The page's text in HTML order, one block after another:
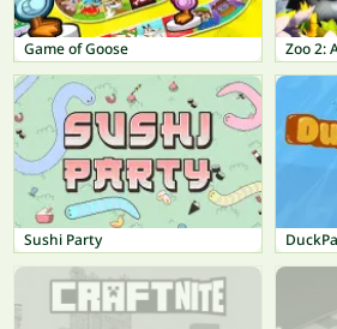
Game of Goose Zoo 2:
Sushi Party